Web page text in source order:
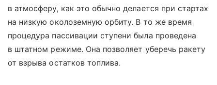
в атмосферу, как это обычно делается при стартах
на низкую околоземную орбиту. В то же время
процедура пассивации ступени была проведена
в штатном режиме. Она позволяет уберечь ракету
от взрыва остатков топлива.